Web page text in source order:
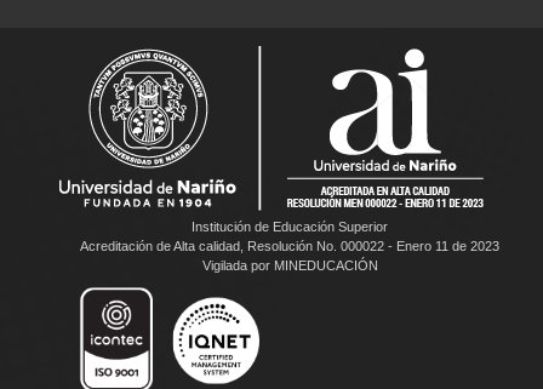
Institución de Educación Superior
Acreditación de Alta calidad, Resolución No. 000022 - Enero 11 de 2023
Vigilada por MINEDUCACIÓN